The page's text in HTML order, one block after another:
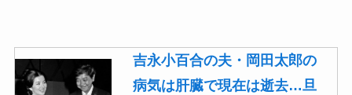
吉永小百合の夫・岡田太郎の
病気は肝臓で現在は逝去…旦